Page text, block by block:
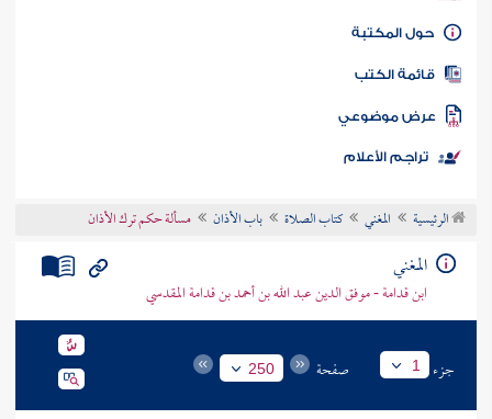
كتاب الأمة
المكتبة
الكتب
موضوعي
تراجم الأعلام
الرئيسية المغني كتاب الصلاة باب الأذان مسألة حكم ترك الأذان
المغني
ابن قدامة - موفق الدين عبد الله بن أحمد بن قدامة المقدسي
جزء 1 صفحة 250